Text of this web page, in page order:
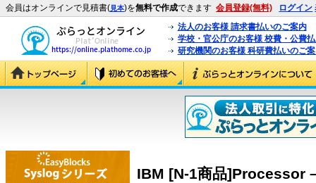
会員はオンラインで見積書(見本)を無料で作成できます 会員登録(無料) ログイン
法人のお客様 請求書払いのご案内
学校・官公庁のお客様 校費・公費
研究機関のお客様 科研費払いのご
IBM [N-1商品]Processor